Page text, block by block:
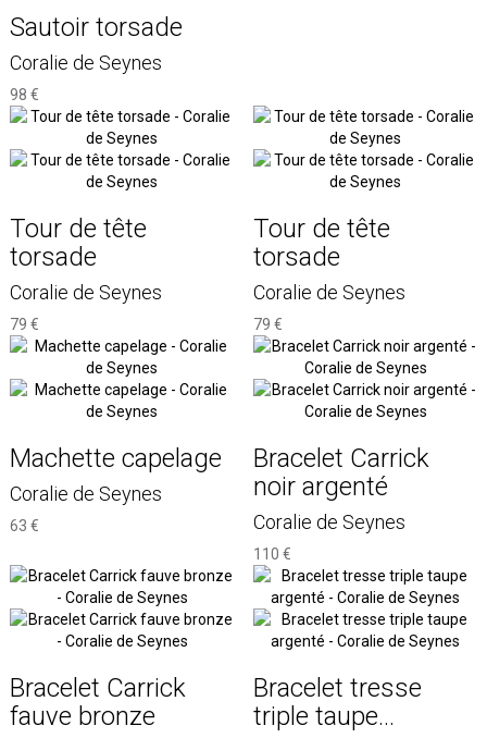
Sautoir torsade
Coralie de Seynes
98 €
Tour de tête
torsade
Coralie de Seynes
79 €
Tour de tête
torsade
Coralie de Seynes
79 €
Machette capelage
Coralie de Seynes
63 €
Bracelet Carrick
noir argenté
Coralie de Seynes
110 €
Bracelet Carrick
fauve bronze
Bracelet tresse
triple taupe...